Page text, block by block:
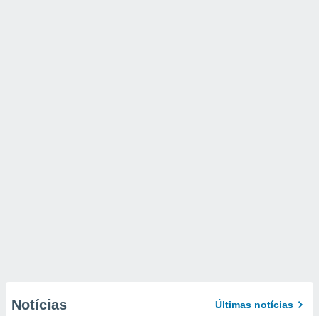
Notícias Últimas notícias